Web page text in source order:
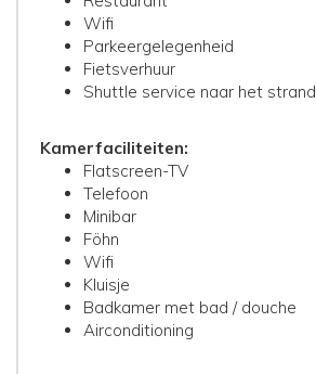
Wifi
Parkeergelegenheid
Fietsverhuur
Shuttle service naar het strand
Kamerfaciliteiten:
Flatscreen-TV
Telefoon
Minibar
Föhn
Wifi
Kluisje
Badkamer met bad / douche
Airconditioning